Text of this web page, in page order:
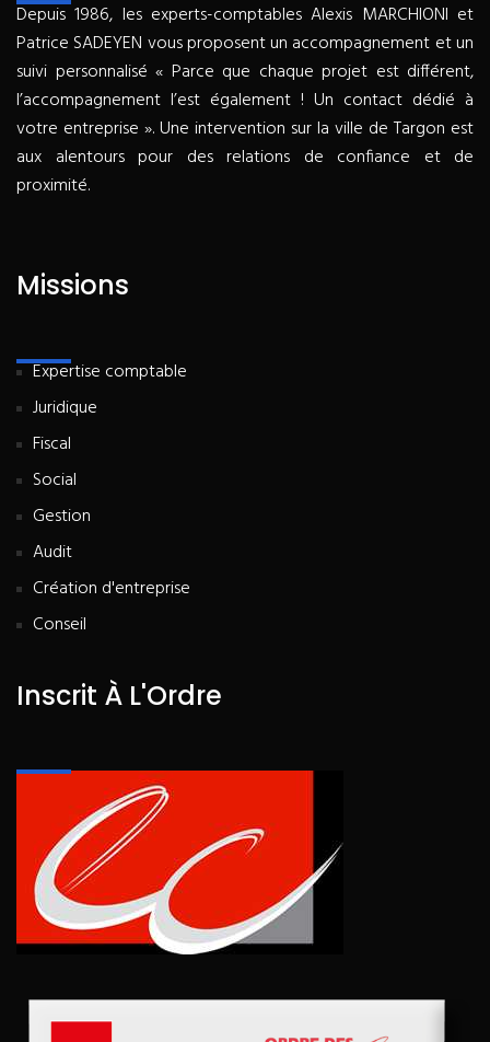
Depuis 1986, les experts-comptables Alexis MARCHIONI et
Patrice SADEYEN vous proposent un accompagnement et un
suivi personnalisé « Parce que chaque projet est différent,
l’accompagnement l’est également ! Un contact dédié à
votre entreprise ». Une intervention sur la ville de Targon est
aux alentours pour des relations de confiance et de
proximité.
Missions
Expertise comptable
Juridique
Fiscal
Social
Gestion
Audit
Création d'entreprise
Conseil
Inscrit À L'Ordre